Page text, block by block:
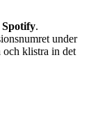
Spotify.
under
och klistra in det